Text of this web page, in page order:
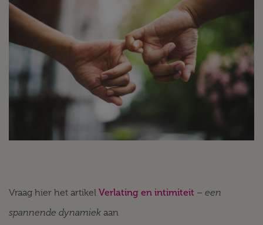
Vraag hier het artikel Verlating en intimiteit – een
spannende dynamiek aan